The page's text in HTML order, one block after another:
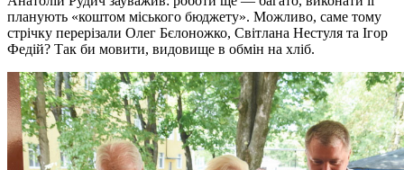
планують «коштом міського бюджету». Можливо, саме тому
стрічку перерізали Олег Бєлоножко, Світлана Нестуля та Ігор
Федій? Так би мовити, видовище в обмін на хліб.